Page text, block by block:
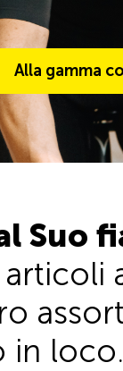
Alla gamma
Alla gamma
Suo
in loco.